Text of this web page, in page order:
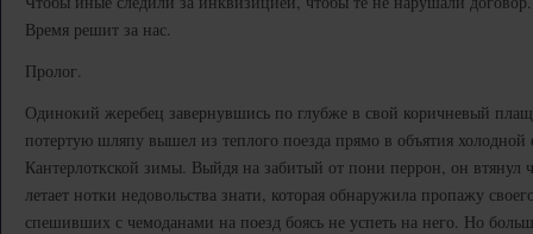
Время решит за нас.
Пролог.
Одинокий жеребец завернувшись по глубже в свой коричневый
потертую шляпу вышел из теплого поезда прямо в объятия холодной
Кантерлоткской зимы. Выйдя на забитый от пони перрон, он втянул
летает нотки недовольства знати, которая обнаружила пропажу
спешивших с чемоданами на поезд боясь не успеть на него. Но